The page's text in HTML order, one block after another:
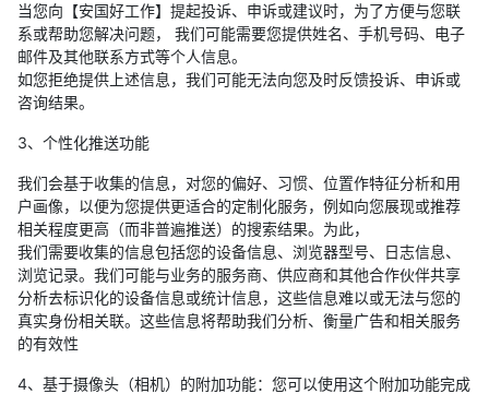
当您向【安国好工作】提起投诉、申诉或建议时，为了方便与您联
系或帮助您解决问题， 我们可能需要您提供姓名、手机号码、电子
邮件及其他联系方式等个人信息。
如您拒绝提供上述信息，我们可能无法向您及时反馈投诉、申诉或
咨询结果。
3、个性化推送功能
我们会基于收集的信息，对您的偏好、习惯、位置作特征分析和用
户画像，以便为您提供更适合的定制化服务，例如向您展现或推荐
相关程度更高（而非普遍推送）的搜索结果。为此，
我们需要收集的信息包括您的设备信息、浏览器型号、日志信息、
浏览记录。我们可能与业务的服务商、供应商和其他合作伙伴共享
分析去标识化的设备信息或统计信息，这些信息难以或无法与您的
真实身份相关联。这些信息将帮助我们分析、衡量广告和相关服务
的有效性
4、基于摄像头（相机）的附加功能：您可以使用这个附加功能完成